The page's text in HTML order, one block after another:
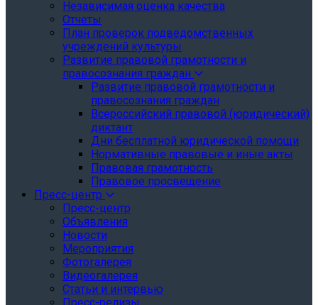
Независимая оценка качества
Отчеты
План проверок подведомственных
учреждений культуры
Развитие правовой грамотности и
правосознания граждан
Развитие правовой грамотности и
правосознания граждан
Всероссийский правовой (юридический)
диктант
Дни бесплатной юридической помощи
Нормативные правовые и иные акты
Правовая грамотность
Правовое просвещение
Пресс-центр
Пресс-центр
Объявления
Новости
Мероприятия
Фотогалерея
Видеогалерея
Статьи и интервью